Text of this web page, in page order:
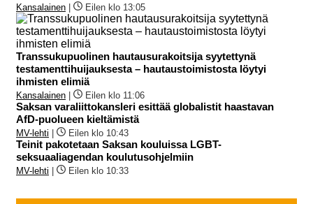
Kansalainen | Eilen klo 13:05
Transsukupuolinen hautausurakoitsija syytettynä
testamenttihuijauksesta – hautaustoimistosta löytyi
ihmisten elimiä
Kansalainen | Eilen klo 11:06
Saksan varaliittokansleri esittää globalistit haastavan
AfD-puolueen kieltämistä
MV-lehti | Eilen klo 10:43
Teinit pakotetaan Saksan kouluissa LGBT-
seksuaaliagendan koulutusohjelmiin
MV-lehti | Eilen klo 10:33